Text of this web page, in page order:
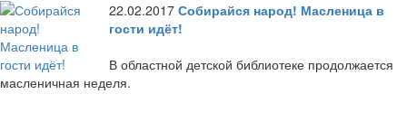
22.02.2017 Собирайся народ! Масленица в
гости идёт!
В областной детской библиотеке продолжается
масленичная неделя.